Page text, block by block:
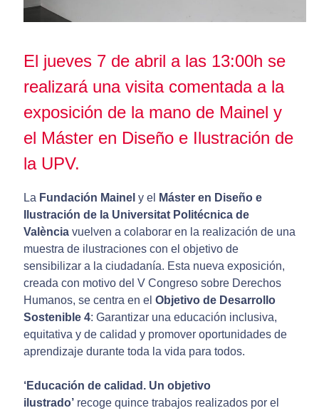
El jueves 7 de abril a las 13:00h se
realizará una visita comentada a la
exposición de la mano de Mainel y
el Máster en Diseño e Ilustración de
la UPV.
La Fundación Mainel y el
Máster en Diseño e
Ilustración de la Universitat Politécnica de
Valènciavuelven a colaborar en la realización de una
muestra de ilustraciones con el objetivo de
sensibilizar a la ciudadanía. Esta nueva exposición,
creada con motivo del V Congreso sobre Derechos
Humanos, se centra en el Objetivo de Desarrollo
Sostenible 4: Garantizar una educación inclusiva,
equitativa y de calidad y promover oportunidades de
aprendizaje durante toda la vida para todos.
‘Educación de calidad. Un objetivo
ilustrado’recoge quince trabajos realizados por el